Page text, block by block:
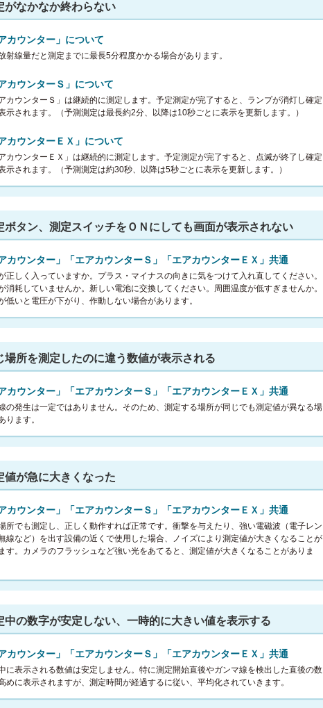
がなかなか終わらない
カウンター」について
射線量だと測定までに最長5分程度かかる場合があります。
カウンターＳ」について
アカウンターＳ」は継続的に測定します。予定測定が完了すると、ランプが消灯し確定
示されます。（予測測定は最長約2分、以降は10秒ごとに表示を更新します。）
カウンターＥＸ」について
アカウンターＥＸ」は継続的に測定します。予定測定が完了すると、点滅が終了し確定
示されます。（予測測定は約30秒、以降は5秒ごとに表示を更新します。）
ボタン、測定スイッチをＯＮにしても画面が表示されない
アカウンター」「エアカウンターＳ」「エアカウンターＥＸ」共通
正しく入っていますか。プラス・マイナスの向きに気をつけて入れ直してください。
消耗していませんか。新しい電池に交換してください。周囲温度が低すぎませんか。
低いと電圧が下がり、作動しない場合があります。
場所を測定したのに違う数値が表示される
アカウンター」「エアカウンターＳ」「エアカウンターＥＸ」共通
の発生は一定ではありません。そのため、測定する場所が同じでも測定値が異なる場
ります。
値が急に大きくなった
アカウンター」「エアカウンターＳ」「エアカウンターＥＸ」共通
所でも測定し、正しく動作すれば正常です。衝撃を与えたり、強い電磁波（電子レン
線など）を出す設備の近くで使用した場合、ノイズにより測定値が大きくなることが
す。カメラのフラッシュなど強い光をあてると、測定値が大きくなることがありま
中の数字が安定しない、一時的に大きい値を表示する
アカウンター」「エアカウンターＳ」「エアカウンターＥＸ」共通
に表示される数値は安定しません。特に測定開始直後やガンマ線を検出した直後の数
めに表示されますが、測定時間が経過するに従い、平均化されていきます。